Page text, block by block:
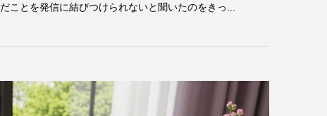
とを発信に結びつけられないと聞いたのをきっ...